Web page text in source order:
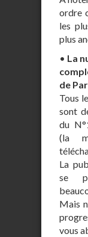
ordre
les
plus
• La
de
Tous
sont
du
(la
La
se
Mais
vous